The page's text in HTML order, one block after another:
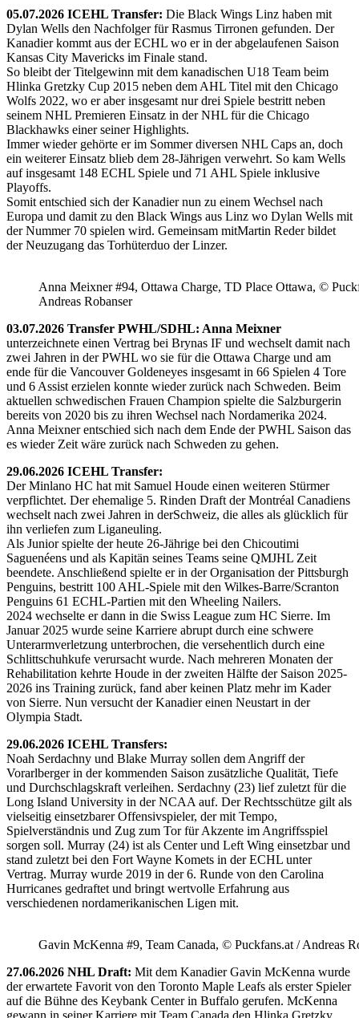
05.07.2026 ICEHL Transfer: Die Black Wings Linz haben mit
Dylan Wells den Nachfolger für Rasmus Tirronen gefunden. Der
Kanadier kommt aus der ECHL wo er in der abgelaufenen Saison
Kansas City Mavericks im Finale stand.
So bleibt der Titelgewinn mit dem kanadischen U18 Team beim
Hlinka Gretzky Cup 2015 neben dem AHL Titel mit den Chicago
Wolfs 2022, wo er aber insgesamt nur drei Spiele bestritt neben
seinem NHL Premieren Einsatz in der NHL für die Chicago
Blackhawks einer seiner Highlights.
Immer wieder gehörte er im Sommer diversen NHL Caps an, doch
ein weiterer Einsatz blieb dem 28-Jährigen verwehrt. So kam Wells
auf insgesamt 148 ECHL Spiele und 71 AHL Spiele inklusive
Playoffs.
Somit entschied sich der Kanadier nun zu einem Wechsel nach
Europa und damit zu den Black Wings aus Linz wo Dylan Wells mit
der Nummer 70 spielen wird. Gemeinsam mitMartin Reder bildet
der Neuzugang das Torhüterduo der Linzer.
Anna Meixner #94, Ottawa Charge, TD Place Ottawa, ©
Andreas Robanser
03.07.2026 Transfer PWHL/SDHL: Anna Meixner
unterzeichnete einen Vertrag bei Brynas IF und wechselt damit nach
zwei Jahren in der PWHL wo sie für die Ottawa Charge und am
ende für die Vancouver Goldeneyes insgesamt in 66 Spielen 4 Tore
und 6 Assist erzielen konnte wieder zurück nach Schweden. Beim
aktuellen schwedischen Frauen Champion spielte die Salzburgerin
bereits von 2020 bis zu ihren Wechsel nach Nordamerika 2024.
Anna Meixner entschied sich nach dem Ende der PWHL Saison das
es wieder Zeit wäre zurück nach Schweden zu gehen.
29.06.2026 ICEHL Transfer:
Der Minlano HC hat mit Samuel Houde einen weiteren Stürmer
verpflichtet. Der ehemalige 5. Rinden Draft der Montréal Canadiens
wechselt nach zwei Jahren in derSchweiz, die alles als glücklich für
ihn verliefen zum Liganeuling.
Als Junior spielte der heute 26-Jährige bei den Chicoutimi
Saguenéens und als Kapitän seines Teams seine QMJHL Zeit
beendete. Anschließend spielte er in der Organisation der Pittsburgh
Penguins, bestritt 100 AHL-Spiele mit den Wilkes-Barre/Scranton
Penguins 61 ECHL-Partien mit den Wheeling Nailers.
2024 wechselte er dann in die Swiss League zum HC Sierre. Im
Januar 2025 wurde seine Karriere abrupt durch eine schwere
Unterarmverletzung unterbrochen, die versehentlich durch eine
Schlittschuhkufe verursacht wurde. Nach mehreren Monaten der
Rehabilitation kehrte Houde in der zweiten Hälfte der Saison 2025-
2026 ins Training zurück, fand aber keinen Platz mehr im Kader
von Sierre. Nun versucht der Kanadier einen Neustart in der
Olympia Stadt.
29.06.2026 ICEHL Transfers:
Noah Serdachny und Blake Murray sollen dem Angriff der
Vorarlberger in der kommenden Saison zusätzliche Qualität, Tiefe
und Durchschlagskraft verleihen. Serdachny (23) lief zuletzt für die
Long Island University in der NCAA auf. Der Rechtsschütze gilt als
vielseitig einsetzbarer Offensivspieler, der mit Tempo,
Spielverständnis und Zug zum Tor für Akzente im Angriffsspiel
sorgen soll. Murray (24) ist als Center und Left Wing einsetzbar und
stand zuletzt bei den Fort Wayne Komets in der ECHL unter
Vertrag. Murray wurde 2019 in der 6. Runde von den Carolina
Hurricanes gedraftet und bringt wertvolle Erfahrung aus
verschiedenen nordamerikanischen Ligen mit.
Gavin McKenna #9, Team Canada, © Puckfans.at / Andreas
27.06.2026 NHL Draft: Mit dem Kanadier Gavin McKenna wurde
der erwartete Favorit von den Toronto Maple Leafs als erster Spieler
auf die Bühne des Keybank Center in Buffalo gerufen. McKenna
gewann in seiner Karriere mit Team Canada den Hlinka Gretzky